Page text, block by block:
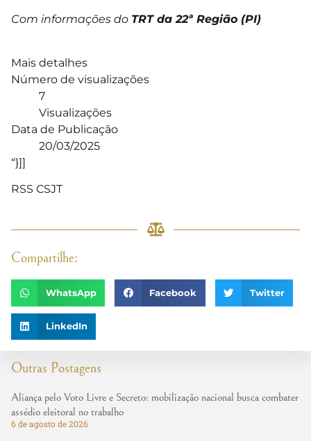
Outras Postagens
Aliança pelo Voto Livre e Secreto: mobilização nacional busca combater
assédio eleitoral no trabalho
6 de agosto de 2026
Com informações do TRT da 22ª Região (PI)
Mais detalhes
Número de visualizações
7
Visualizações
Data de Publicação
20/03/2025
“}]]
RSS CSJT
Compartilhe:
WhatsApp Facebook Twitter
LinkedIn